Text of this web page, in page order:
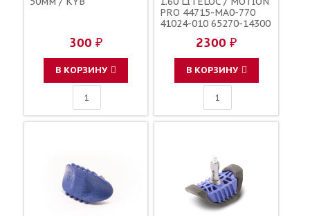
300 ₽
В КОРЗИНУ
PRO 44715-MA0-770
41024-010 65270-14300
2300 ₽
В КОРЗИНУ